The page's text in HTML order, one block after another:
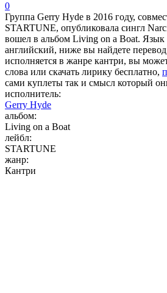
0
Группа Gerry Hyde в 2016 году,
STARTUNE, опубликовала сингл
вошел в альбом Living on a Boat. Язык
английский, ниже вы найдете
исполняется в жанре кантри, вы
слова или скачать лирику бесплатно,
сами куплеты так и смысл который
исполнитель:
Gerry Hyde
альбом:
Living on a Boat
лейбл:
STARTUNE
жанр:
Кантри